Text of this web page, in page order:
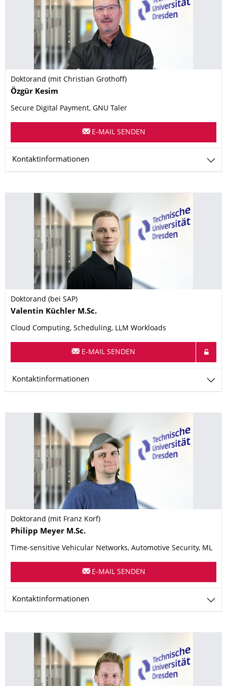
Doktorand (mit Christian Grothoff)
Name
Özgür Kesim
Secure Digital Payment, GNU Taler
E-MAIL SENDEN
Kontaktinformationen
Doktorand (bei SAP)
Name
Valentin Küchler M.Sc.
Cloud Computing, Scheduling, LLM Workloads
E-MAIL SENDEN
Kontaktinformationen
Doktorand (mit Franz Korf)
Name
Philipp Meyer M.Sc.
Time-sensitive Vehicular Networks, Automotive Security, ML
E-MAIL SENDEN
Kontaktinformationen